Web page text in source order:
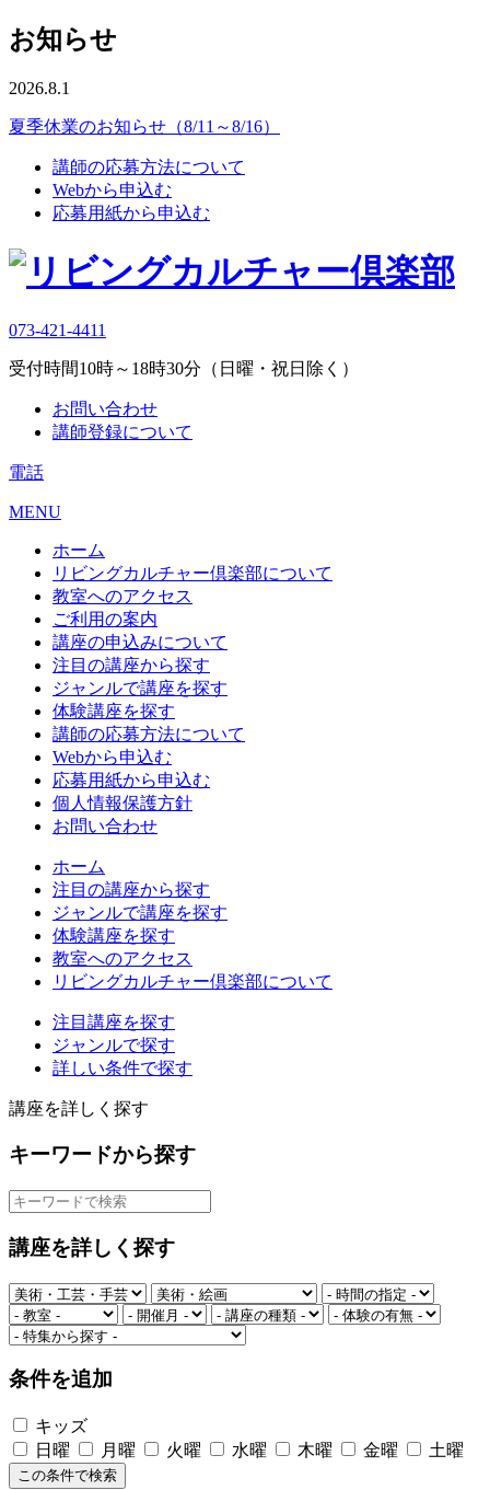
お知らせ
2026.8.1
夏季休業のお知らせ（8/11～8/16）
講師の応募方法について
Webから申込む
応募用紙から申込む
073-421-4411
受付時間10時～18時30分（日曜・祝日除く）
お問い合わせ
講師登録について
電話
MENU
ホーム
リビングカルチャー倶楽部について
教室へのアクセス
ご利用の案内
講座の申込みについて
注目の講座から探す
ジャンルで講座を探す
体験講座を探す
講師の応募方法について
Webから申込む
応募用紙から申込む
個人情報保護方針
お問い合わせ
ホーム
注目の講座から探す
ジャンルで講座を探す
体験講座を探す
教室へのアクセス
リビングカルチャー倶楽部について
注目講座を探す
ジャンルで探す
詳しい条件で探す
講座を詳しく探す
キーワードから探す
講座を詳しく探す
条件を追加
キッズ
日曜
月曜 火曜 水曜 木曜 金曜 土曜
この条件で検索